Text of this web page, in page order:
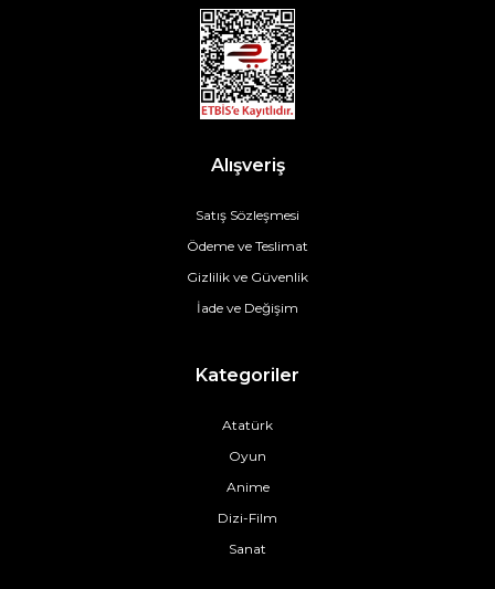
Alışveriş
Satış Sözleşmesi
Ödeme ve Teslimat
Gizlilik ve Güvenlik
İade ve Değişim
Kategoriler
Atatürk
Oyun
Anime
Dizi-Film
Sanat